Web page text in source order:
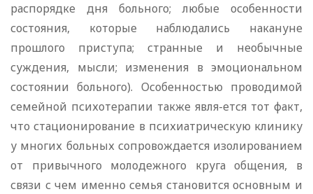
распорядке дня больного; любые особенности
состояния, которые наблюдались накануне
прошлого приступа; странные и необычные
суждения, мысли; изменения в эмоциональном
состоянии больного). Особенностью проводимой
семейной психотерапии также явля-ется тот факт,
что стационирование в психиатрическую клинику
у многих больных сопровождается изолированием
от привычного молодежного круга общения, в
связи с чем именно семья становится основным и